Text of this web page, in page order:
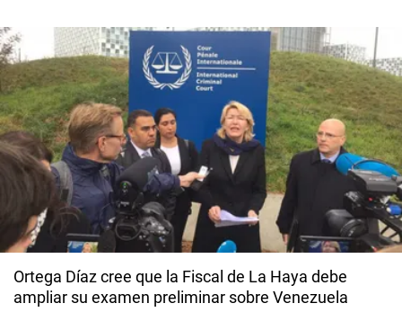
Ortega Díaz cree que la Fiscal de La Haya debe
ampliar su examen preliminar sobre Venezuela